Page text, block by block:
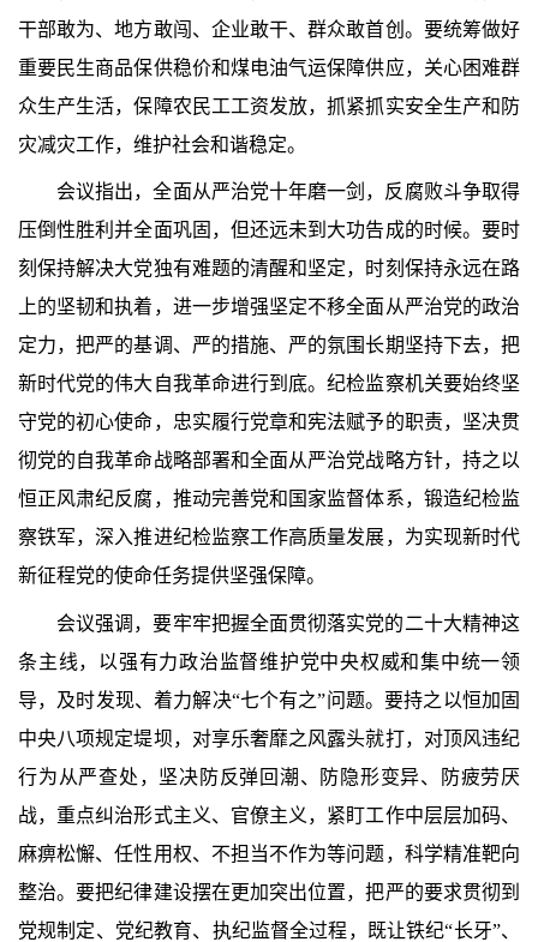
干部敢为、地方敢闯、企业敢干、群众敢首创。要统筹做好
重要民生商品保供稳价和煤电油气运保障供应，关心困难群
众生产生活，保障农民工工资发放，抓紧抓实安全生产和防
灾减灾工作，维护社会和谐稳定。
会议指出，全面从严治党十年磨一剑，反腐败斗争取得
压倒性胜利并全面巩固，但还远未到大功告成的时候。要时
刻保持解决大党独有难题的清醒和坚定，时刻保持永远在路
上的坚韧和执着，进一步增强坚定不移全面从严治党的政治
定力，把严的基调、严的措施、严的氛围长期坚持下去，把
新时代党的伟大自我革命进行到底。纪检监察机关要始终坚
守党的初心使命，忠实履行党章和宪法赋予的职责，坚决贯
彻党的自我革命战略部署和全面从严治党战略方针，持之以
恒正风肃纪反腐，推动完善党和国家监督体系，锻造纪检监
察铁军，深入推进纪检监察工作高质量发展，为实现新时代
新征程党的使命任务提供坚强保障。
会议强调，要牢牢把握全面贯彻落实党的二十大精神这
条主线，以强有力政治监督维护党中央权威和集中统一领
导，及时发现、着力解决“七个有之”问题。要持之以恒加固
中央八项规定堤坝，对享乐奢靡之风露头就打，对顶风违纪
行为从严查处，坚决防反弹回潮、防隐形变异、防疲劳厌
战，重点纠治形式主义、官僚主义，紧盯工作中层层加码、
麻痹松懈、任性用权、不担当不作为等问题，科学精准靶向
整治。要把纪律建设摆在更加突出位置，把严的要求贯彻到
党规制定、党纪教育、执纪监督全过程，既让铁纪“长牙”、